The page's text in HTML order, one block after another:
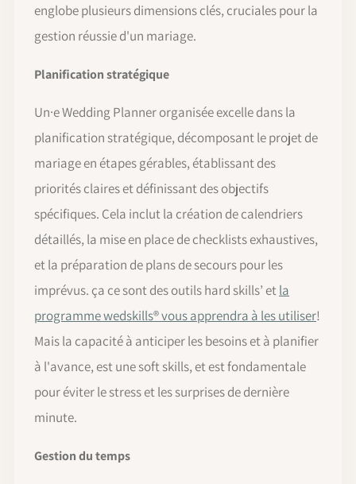
englobe plusieurs dimensions clés, cruciales pour la
gestion réussie d'un mariage.
Planification stratégique
Un·e Wedding Planner organisée excelle dans la
planification stratégique, décomposant le projet de
mariage en étapes gérables, établissant des
priorités claires et définissant des objectifs
spécifiques. Cela inclut la création de calendriers
détaillés, la mise en place de checklists exhaustives,
et la préparation de plans de secours pour les
imprévus. ça ce sont des outils hard skills’ etla
programme wedskills® vous apprendra à les utiliser!
Mais la capacité à anticiper les besoins et à planifier
à l'avance, est une soft skills, et est fondamentale
pour éviter le stress et les surprises de dernière
minute.
Gestion du temps